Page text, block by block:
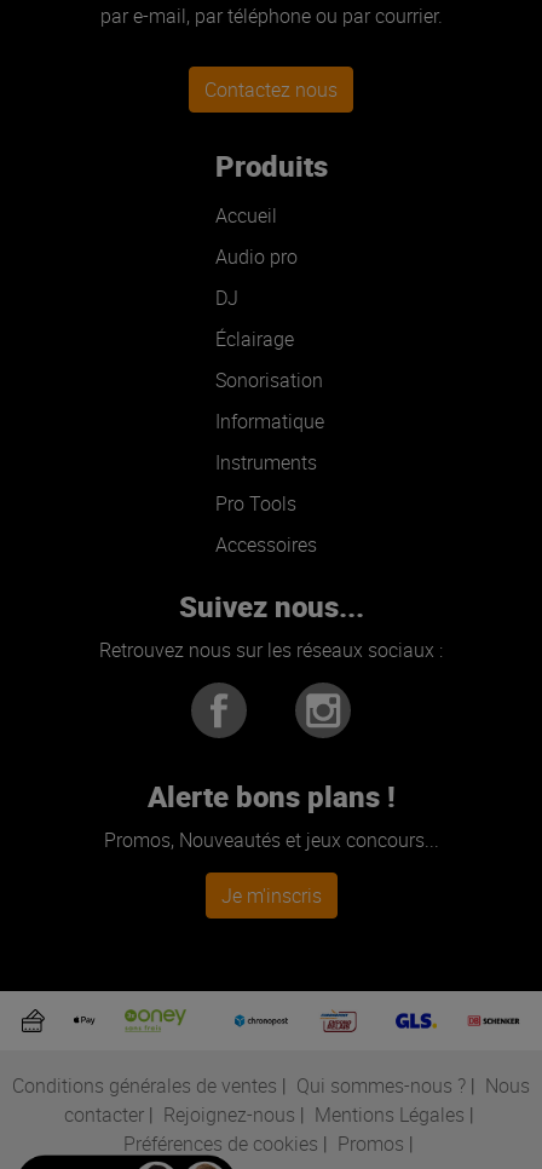
par e-mail, par téléphone ou par courrier.
Contactez nous
Produits
Accueil
Audio pro
DJ
Éclairage
Sonorisation
Informatique
Instruments
Pro Tools
Accessoires
Suivez nous...
Retrouvez nous sur les réseaux sociaux :
Alerte bons plans !
Promos, Nouveautés et jeux concours...
Je m'inscris
Conditions générales de ventes | Qui sommes-nous ? | Nous
contacter| Rejoignez-nous | Mentions Légales |
Préférences de cookies | Promos |